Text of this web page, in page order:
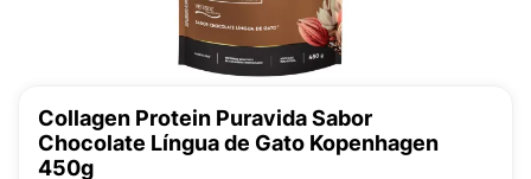
Collagen Protein Puravida Sabor
Chocolate Língua de Gato Kopenhagen
450g